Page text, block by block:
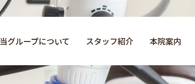
当グループについて スタッフ紹介 本院案内